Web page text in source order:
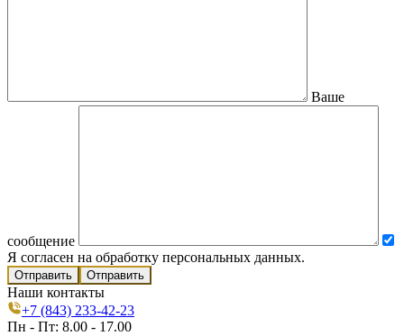
Ваше
сообщение
Я согласен на обработку персональных данных.
Отправить
Наши контакты
+7 (843) 233-42-23
Пн - Пт: 8.00 - 17.00